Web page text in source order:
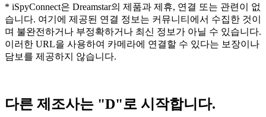
* iSpyConnect은 Dreamstar의 제품과 제휴, 연결 또는 관련이 없
습니다. 여기에 제공된 연결 정보는 커뮤니티에서 수집한 것이
며 불완전하거나 부정확하거나 최신 정보가 아닐 수 있습니다.
이러한 URL을 사용하여 카메라에 연결할 수 있다는 보장이나
담보를 제공하지 않습니다.
다른 제조사는 "D"로 시작합니다.